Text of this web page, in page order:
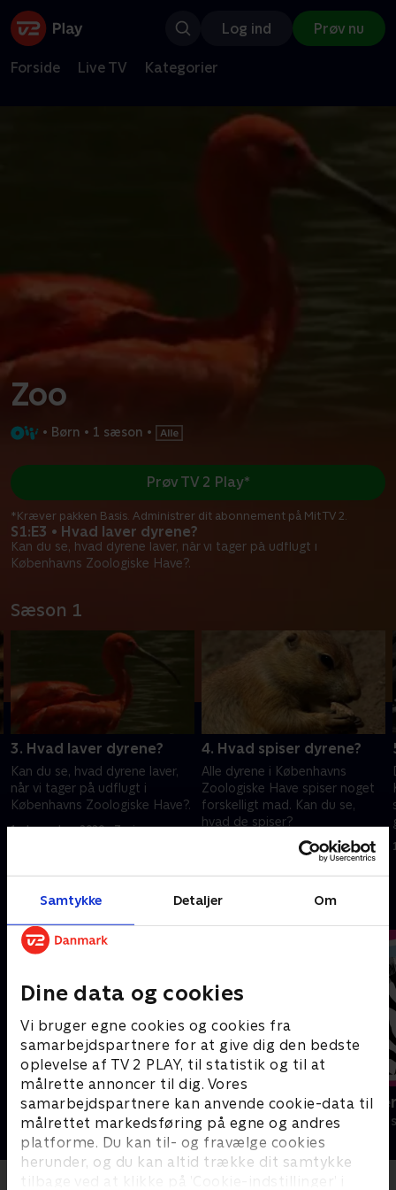
Samtykke Detaljer Om
Dine data og cookies
Vi bruger egne cookies og cookies fra
samarbejdspartnere for at give dig den bedste
oplevelse af TV 2 PLAY, til statistik og til at
målrette annoncer til dig. Vores
samarbejdspartnere kan anvende cookie-data til
målrettet markedsføring på egne og andres
platforme. Du kan til- og fravælge cookies
herunder, og du kan altid trække dit samtykke
tilbage ved at klikke på ’Cookie-indstillinger’ i
Log ind Prøv nu
Forside Live TV Kategorier
Zoo
• Børn • 1 sæson •
S1:E3 • Hvad laver dyrene?
Kan du se, hvad dyrene laver, når vi tager på udflugt i
Københavns Zoologiske Have?.
Prøv TV 2 Play*
*Kræver pakken Basis. Administrer dit abonnement på Mit TV 2.
Sæson 1
3. Hvad laver dyrene?
Kan du se, hvad dyrene laver,
når vi tager på udflugt i
Københavns Zoologiske Have?.
1. december 2020 • 3 min
4. Hvad spiser dyrene?
Alle dyrene i Københavns
Zoologiske Have spiser noget
forskelligt mad. Kan du se,
hvad de spiser?
1. december 2020 • 4 min
Andre så også
Vilde unger
Børneserier • 1 sæsoner
Miniteve:
Børneserier • 1